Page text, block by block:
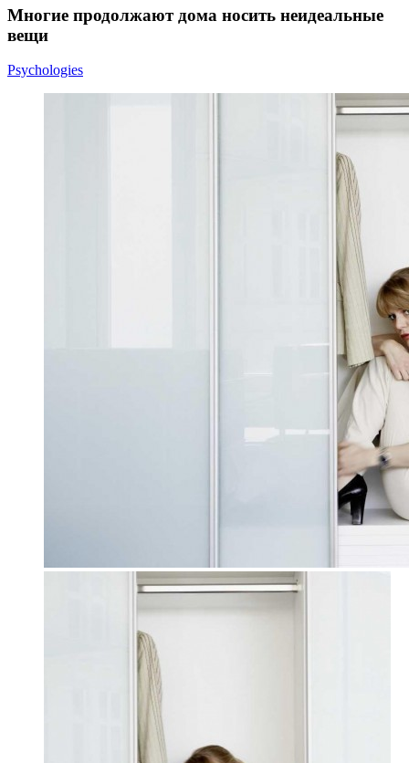
Многие продолжают дома носить неидеальные
вещи
Psychologies